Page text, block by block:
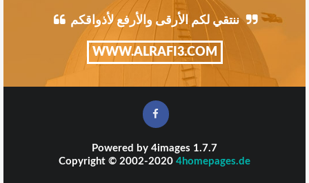
ننتقي لكم الأرقى والأرفع لأذواقكم
WWW.ALRAFI3.COM
Powered by 4images 1.7.7
Copyright © 2002-2020 4homepages.de